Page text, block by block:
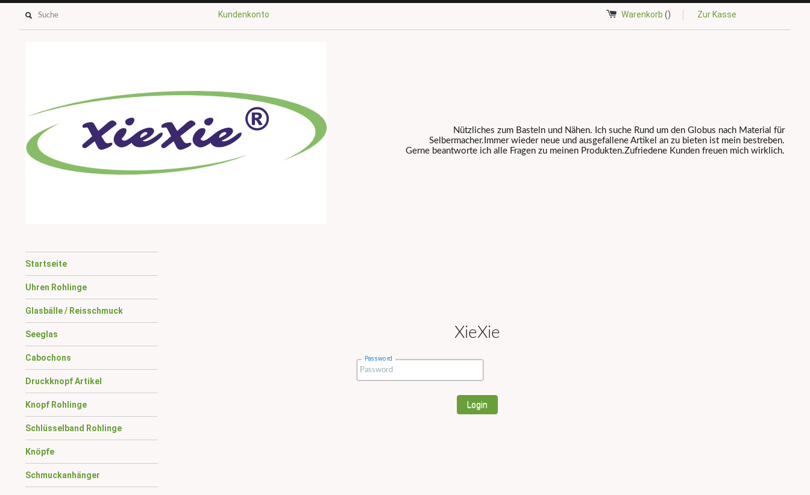
Kundenkonto Warenkorb () Zur Kasse
Nützliches zum Basteln und Nähen. Ich suche Rund um den Globus nach Material für
Selbermacher.Immer wieder neue und ausgefallene Artikel an zu bieten ist mein bestreben.
Gerne beantworte ich alle Fragen zu meinen Produkten.Zufriedene Kunden freuen mich wirklich.
Startseite
Uhren Rohlinge
Glasbälle / Reisschmuck
Seeglas
Cabochons
Druckknopf Artikel
Knopf Rohlinge
Schlüsselband Rohlinge
Knöpfe
Schmuckanhänger
XieXie
Password
Login